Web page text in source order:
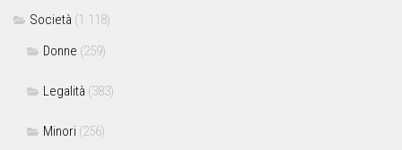
Società (1.118)
Donne (259)
Legalità (383)
Minori (256)